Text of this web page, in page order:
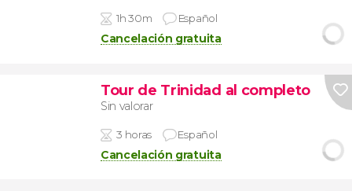
1h 30m Español
Cancelación gratuita
Tour de Trinidad al completo
Sin valorar
3 horas Español
Cancelación gratuita